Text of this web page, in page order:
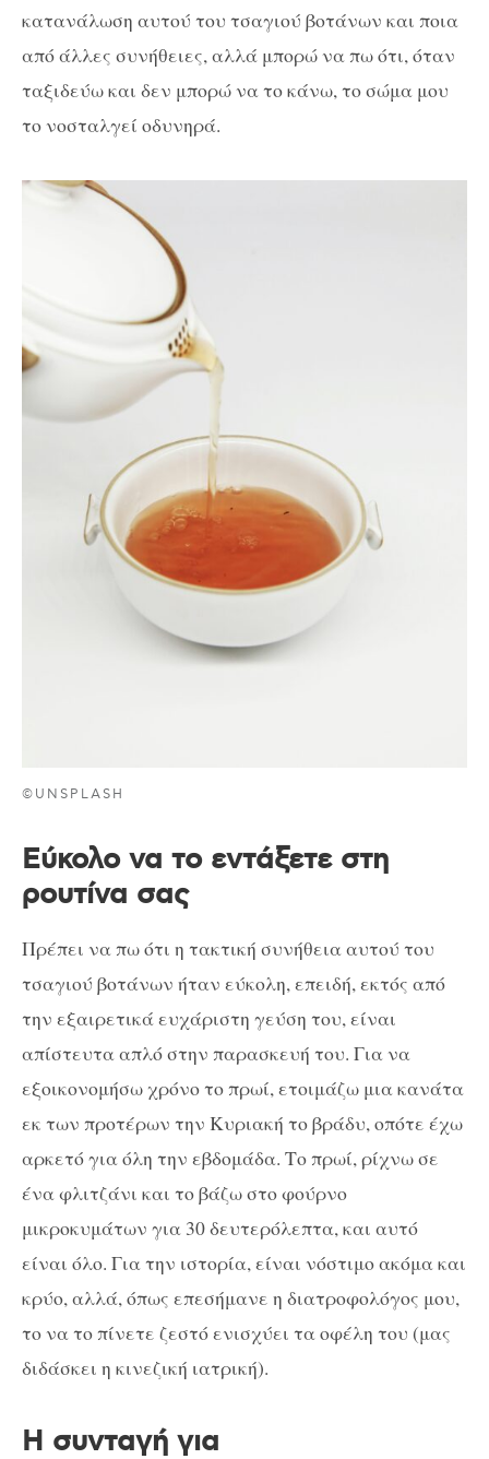
κατανάλωση αυτού του τσαγιού βοτάνων και ποια
από άλλες συνήθειες, αλλά μπορώ να πω ότι, όταν
ταξιδεύω και δεν μπορώ να το κάνω, το σώμα μου
το νοσταλγεί οδυνηρά.
©UNSPLASH
Εύκολο να το εντάξετε στη
ρουτίνα σας
Πρέπει να πω ότι η τακτική συνήθεια αυτού του
τσαγιού βοτάνων ήταν εύκολη, επειδή, εκτός από
την εξαιρετικά ευχάριστη γεύση του, είναι
απίστευτα απλό στην παρασκευή του. Για να
εξοικονομήσω χρόνο το πρωί, ετοιμάζω μια κανάτα
εκ των προτέρων την Κυριακή το βράδυ, οπότε έχω
αρκετό για όλη την εβδομάδα. Το πρωί, ρίχνω σε
ένα φλιτζάνι και το βάζω στο φούρνο
μικροκυμάτων για 30 δευτερόλεπτα, και αυτό
είναι όλο. Για την ιστορία, είναι νόστιμο ακόμα και
κρύο, αλλά, όπως επεσήμανε η διατροφολόγος μου,
το να το πίνετε ζεστό ενισχύει τα οφέλη του (μας
διδάσκει η κινεζική ιατρική).
Η συνταγή για